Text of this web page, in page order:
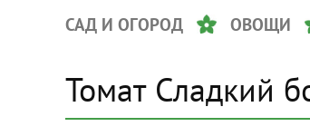
САД И ОГОРОД ОВОЩИ
Томат Сладкий